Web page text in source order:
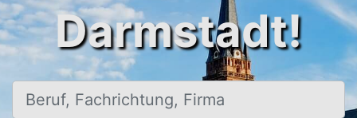
Darmstadt!
Beruf, Fachrichtung, Firma